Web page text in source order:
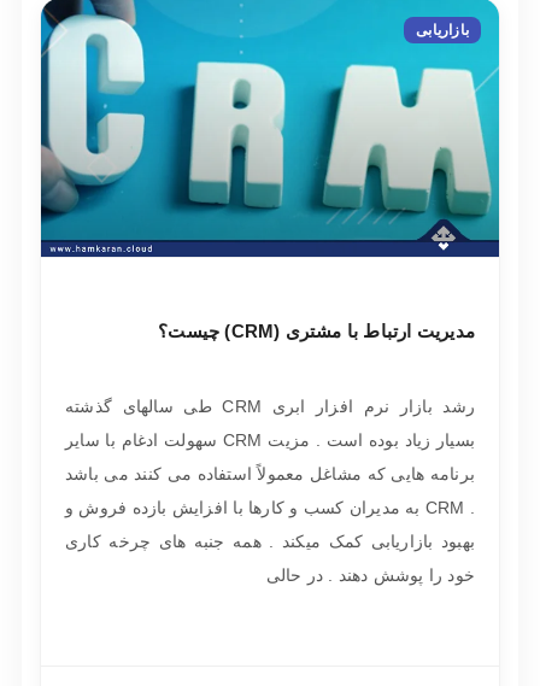
بازاریابی
مدیریت ارتباط با مشتری (CRM) چیست؟
رشد بازار نرم افزار ابری CRM طی سالهای گذشته
بسیار زیاد بوده است . مزیت CRM سهولت ادغام با سایر
برنامه هایی که مشاغل معمولاً استفاده می کنند می باشد
. CRM به مدیران کسب و کارها با افزایش بازده فروش و
بهبود بازاریابی کمک میکند . همه جنبه های چرخه کاری
خود را پوشش دهند . در حالی